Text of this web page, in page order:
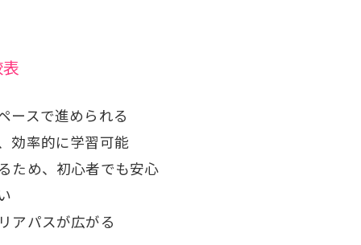
ースで進められる
効率的に学習可能
ため、初心者でも安心
アパスが広がる